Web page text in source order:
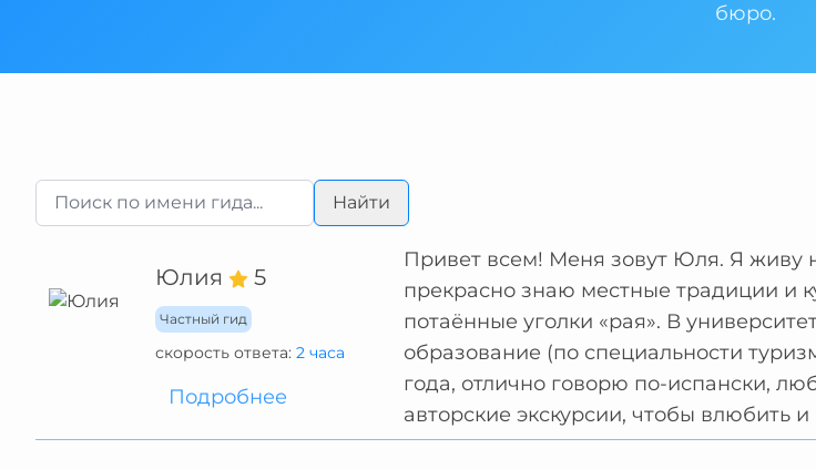
бюро.
Найти
Юлия 5
Частный гид
скорость ответа: 2 часа
Подробнее
Привет всем! Меня зовут Юля. Я живу
прекрасно знаю местные традиции и
потаённые уголки «рая». В
образование (по специальности
года, отлично говорю по-испански,
авторские экскурсии, чтобы влюбить и